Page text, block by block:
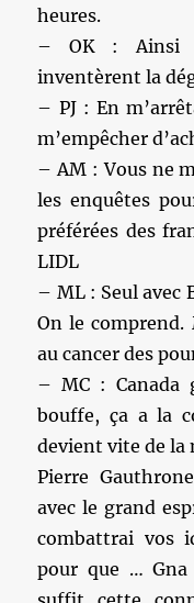
heures.
– OK : Ainsi
inventèrent la
– PJ : En
m’empêcher
– AM : Vous ne
les enquêtes
préférées des
LIDL
– ML : Seul avec
On le comprend.
au cancer des
– MC : Canada
bouffe, ça a la
devient vite de la
Pierre
avec le grand
combattrai vos
pour que …